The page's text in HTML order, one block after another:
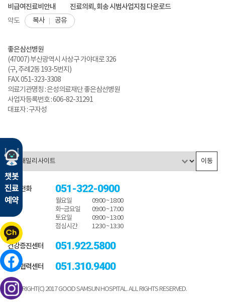
비급여진료비안내
진료의뢰, 회송 시범사업지침 다운로드
약도 복사 공유
좋은삼선병원
(47007) 부산광역시 사상구 가야대로 326
(구, 주례2동 193-5번지)
FAX. 051-323-3308
의료기관명칭 : 은성의료재단 좋은삼선병원
사업자등록번호 : 606-82-31291
대표자 : 구자성
이동
대표전화 051-322-0900
월요일
09:00 ~ 18:00
화~금요일
09:00 ~ 17:00
토요일
09:00 ~ 13:00
점심시간
12:30 ~ 13:30
건강증진센터 051.922.5800
진료협력센터 051.310.9400
COPYRIGHT(C) 2017 GOOD SAMSUN HOSPITAL. ALL RIGHTS RESERVED.
챗봇
진료
예약